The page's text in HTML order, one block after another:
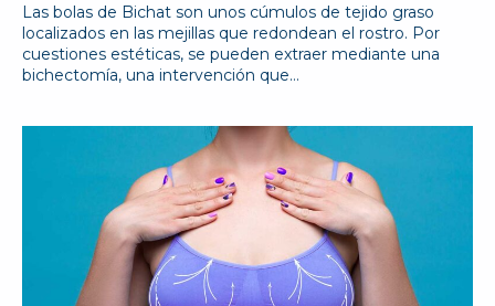
Las bolas de Bichat son unos cúmulos de tejido graso
localizados en las mejillas que redondean el rostro. Por
cuestiones estéticas, se pueden extraer mediante una
bichectomía, una intervención que…